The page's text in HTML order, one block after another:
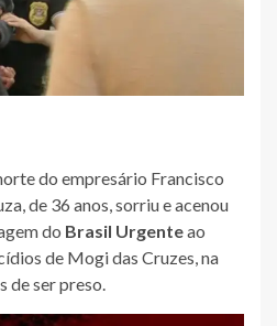
do empresário Francisco
de 36 anos, sorriu e acenou
do Brasil Urgenteao
de Mogi das Cruzes, na
de ser preso.